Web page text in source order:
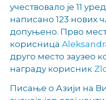
учествовало је 11
написано 123 нових
допуњено. Прво
корисница
друго место заузеo
награду корисник
Писање о Азији на